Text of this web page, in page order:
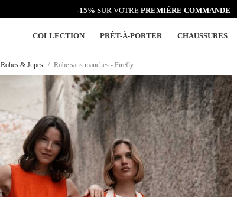
-15% SUR VOTRE PREMIÈRE COMMANDE |
COLLECTION PRÊT-À-PORTER CHAUSSURES
Robes & Jupes Robe sans manches - Firefly